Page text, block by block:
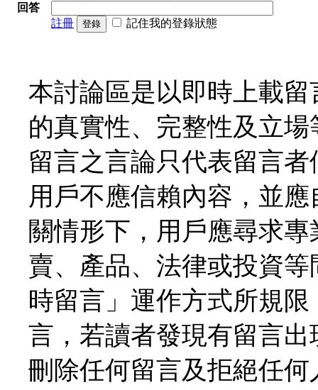
回答
註冊
登錄 記住我的登錄狀態
本討論區是以即時上載
的真實性、完整性及立
留言之言論只代表留言
用戶不應信賴內容，並
關情形下，用戶應尋求
賣、產品、法律或投資
時留言」運作方式所規
言，若讀者發現有留言
刪除任何留言及拒絕任